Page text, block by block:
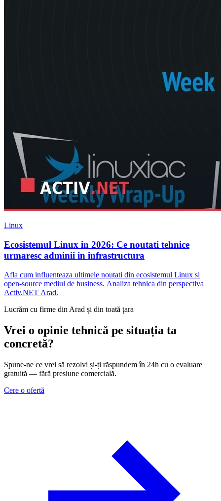
Linux
Ecosistemul Linux in 2026: Ce noutati tehnice
urmaresc adminii in infrastructura
Afla cum influenteaza ultimele noutati din ecosistemul Linux si
open-source mediul de business. Analiza tehnica din perspectiva
Activ.NET Arad.
Lucrăm cu firme din Arad și din toată țara
Vrei o opinie tehnică pe situația ta
concretă?
Spune-ne ce vrei să rezolvi și-ți răspundem în 24h cu o evaluare
gratuită — fără presiune comercială.
Cere o ofertă